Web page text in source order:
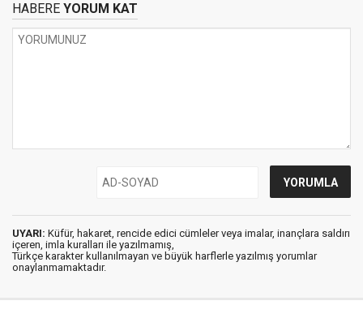
HABERE YORUM KAT
UYARI: Küfür, hakaret, rencide edici cümleler veya imalar, inançlara saldırı
içeren, imla kuralları ile yazılmamış,
Türkçe karakter kullanılmayan ve büyük harflerle yazılmış yorumlar
onaylanmamaktadır.